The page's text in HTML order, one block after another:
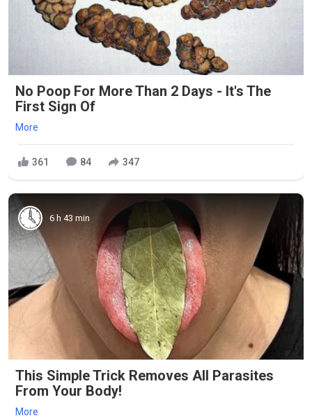
No Poop For More Than 2 Days - It's The
First Sign Of
More
361 84 347
6 h 43 min
This Simple Trick Removes All Parasites
From Your Body!
More